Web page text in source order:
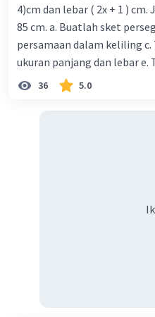
4)cm dan lebar ( 2x + 1 )
85 cm. a. Buatlah sket
persamaan dalam keliling
ukuran panjang dan lebar e.
36 5.0